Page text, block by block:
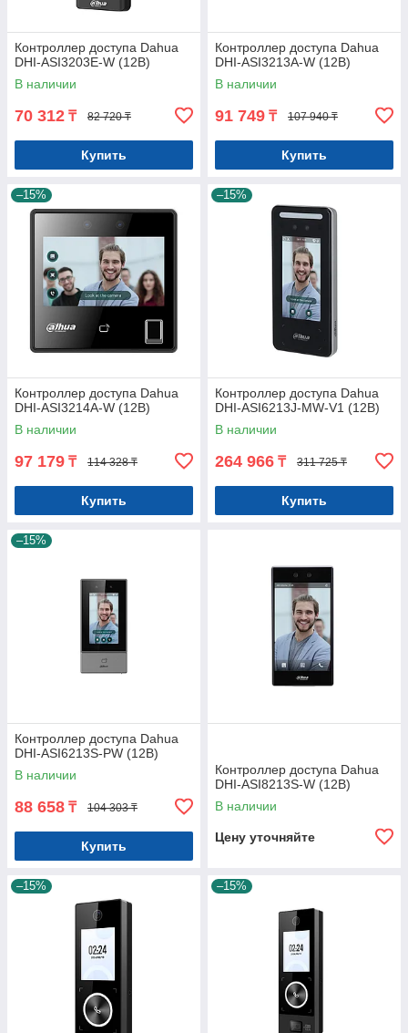
Контроллер доступа Dahua
DHI-ASI3203E-W (12В)
В наличии
70 312 ₸ 82 720 ₸
Купить
Контроллер доступа Dahua
DHI-ASI3213A-W (12В)
В наличии
91 749 ₸ 107 940 ₸
Купить
–15%
Контроллер доступа Dahua
DHI-ASI3214A-W (12В)
В наличии
97 179 ₸ 114 328 ₸
Купить
–15%
Контроллер доступа Dahua
DHI-ASI6213J-MW-V1 (12В)
В наличии
264 966 ₸ 311 725 ₸
Купить
–15%
Контроллер доступа Dahua
DHI-ASI6213S-PW (12В)
В наличии
88 658 ₸ 104 303 ₸
Купить
Контроллер доступа Dahua
DHI-ASI8213S-W (12В)
В наличии
Цену уточняйте
–15% –15%